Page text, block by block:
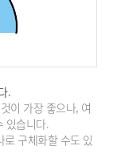
.
이 가장 좋으나, 여
있습니다.
구체화할 수도 있